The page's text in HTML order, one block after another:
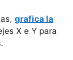
grafica la
X e Y para